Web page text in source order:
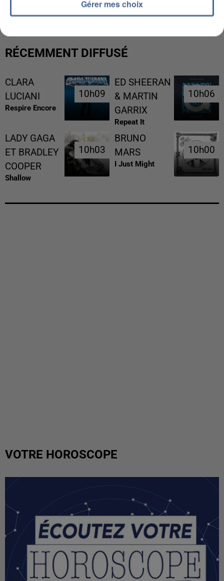
RÉCEMMENT DIFFUSÉ
CLARA
LUCIANI
Respire Encore
10h09
10h09
ED SHEERAN
& MARTIN
GARRIX
Repeat It
10h06
10h06
LADY GAGA
ET BRADLEY
COOPER
Shallow
10h03
10h03
BRUNO
MARS
I Just Might
10h00
10h00
VOTRE HOROSCOPE
Gérer mes choix